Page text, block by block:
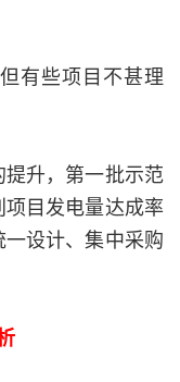
有些项目不甚理
升，第一批示范
目发电量达成率
设计、集中采购